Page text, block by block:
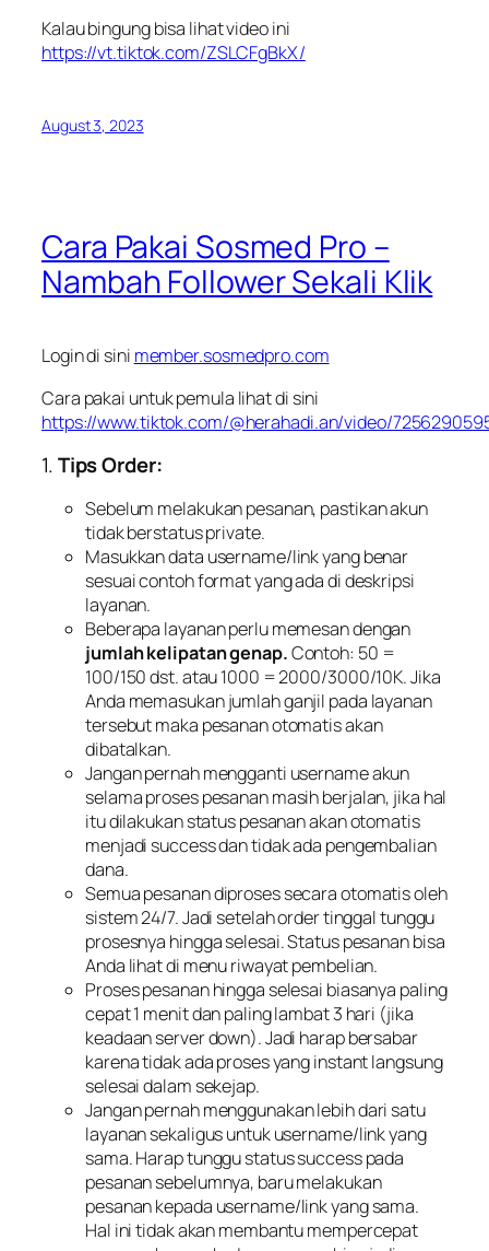
Kalau bingung bisa lihat video ini
https://vt.tiktok.com/ZSLCFgBkX/
August 3, 2023
Cara Pakai Sosmed Pro –
Nambah Follower Sekali Klik
Login di sini member.sosmedpro.com
Cara pakai untuk pemula lihat di sini
https://www.tiktok.com/@herahadi.an/video/
1.Tips Order:
Sebelum melakukan pesanan, pastikan akun
tidak berstatus private.
Masukkan data username/link yang benar
sesuai contoh format yang ada di deskripsi
layanan.
Beberapa layanan perlu memesan dengan
jumlah kelipatan genap.Contoh: 50 =
100/150 dst. atau 1000 = 2000/3000/10K. Jika
Anda memasukan jumlah ganjil pada layanan
tersebut maka pesanan otomatis akan
dibatalkan.
Jangan pernah mengganti username akun
selama proses pesanan masih berjalan, jika hal
itu dilakukan status pesanan akan otomatis
menjadi success dan tidak ada pengembalian
dana.
Semua pesanan diproses secara otomatis oleh
sistem 24/7. Jadi setelah order tinggal tunggu
prosesnya hingga selesai. Status pesanan bisa
Anda lihat di menu riwayat pembelian.
Proses pesanan hingga selesai biasanya paling
cepat 1 menit dan paling lambat 3 hari (jika
keadaan server down). Jadi harap bersabar
karena tidak ada proses yang instant langsung
selesai dalam sekejap.
Jangan pernah menggunakan lebih dari satu
layanan sekaligus untuk username/link yang
sama. Harap tunggu status success pada
pesanan sebelumnya, baru melakukan
pesanan kepada username/link yang sama.
Hal ini tidak akan membantu mempercepat